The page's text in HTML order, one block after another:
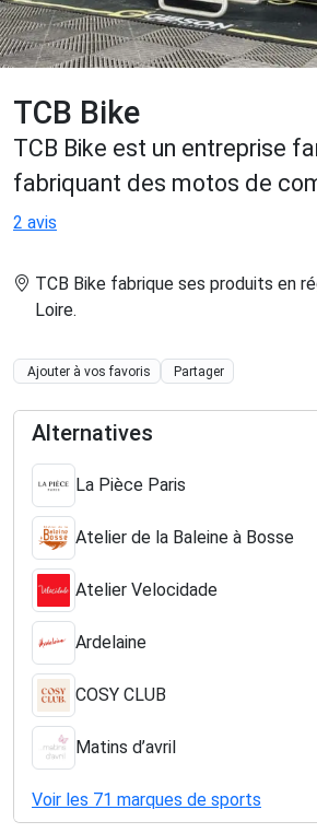
TCB Bike
TCB Bike est un entreprise
fabriquant des motos de
2 avis
TCB Bike fabrique ses produits en
Loire.
Ajouter à vos favoris Partager
Alternatives
La Pièce Paris
Atelier de la Baleine à Bosse
Atelier Velocidade
Ardelaine
COSY CLUB
Matins d’avril
Voir les 71 marques de sports